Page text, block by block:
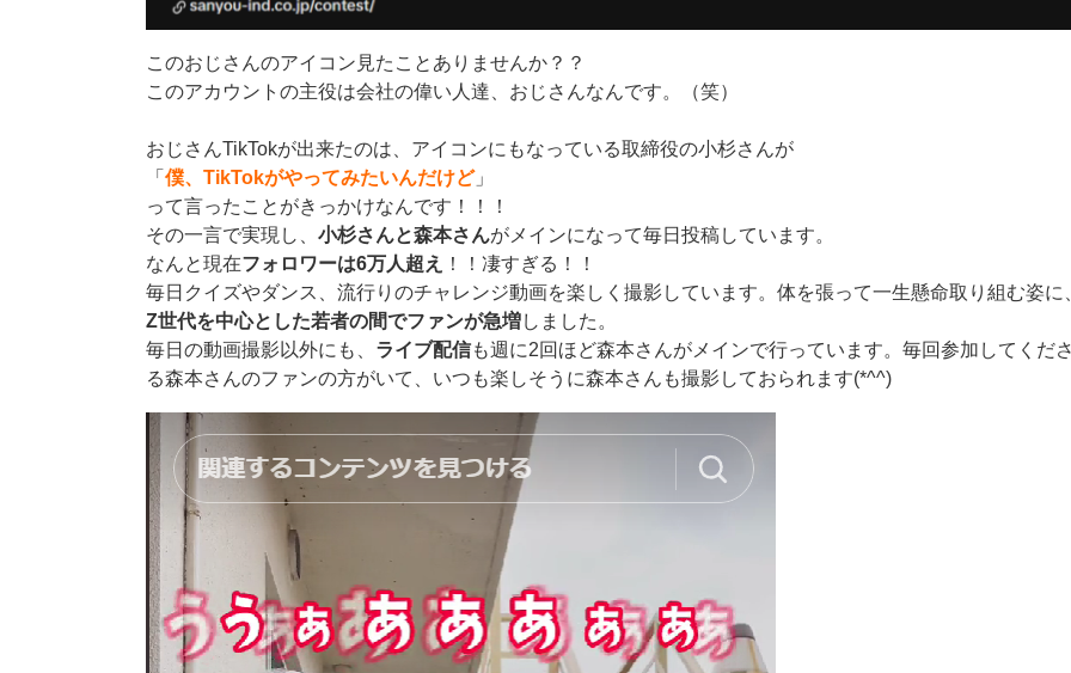
このおじさんのアイコン見たことありませんか？？
このアカウントの主役は会社の偉い人達、おじさんなんです。（笑）
おじさんTikTokが出来たのは、アイコンにもなっている取締役の小杉さんが
「 僕、TikTokがやってみたいんだけど」
って言ったことがきっかけなんです！！！
その一言で実現し、 小杉さんと森本さんがメインになって毎日投稿しています。
なんと現在フォロワーは6万人超え
！！凄すぎる！！
毎日クイズやダンス、流行りのチャレンジ動画を楽しく撮影しています。体を張って一生懸命取り組む姿に
Z世代を中心とした若者の間でファンが急増しました。
毎日の動画撮影以外にも、 ライブ配信も週に2回ほど森本さんがメインで行っています。毎回参加してくだ
る森本さんのファンの方がいて、いつも楽しそうに森本さんも撮影しておられます(*^^)